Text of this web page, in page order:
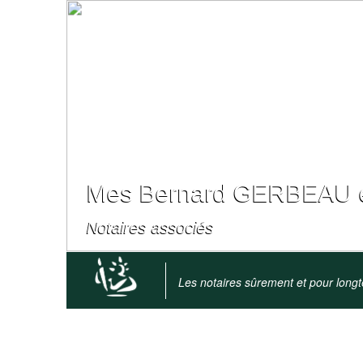
Mes Bernard GERBEAU
Notaires associés
Les notaires sûrement et pour